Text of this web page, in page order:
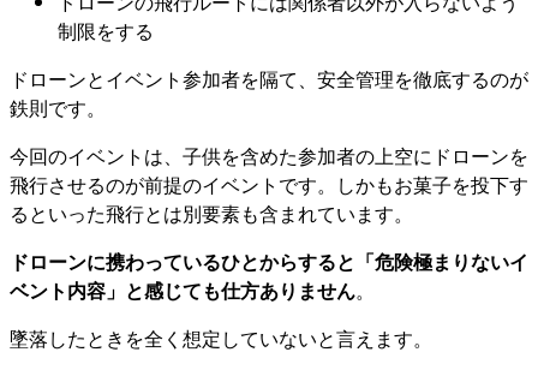
制限をする
ドローンとイベント参加者を隔て、安全管理を徹底するのが
鉄則です。
今回のイベントは、子供を含めた参加者の上空にドローンを
飛行させるのが前提のイベントです。しかもお菓子を投下す
るといった飛行とは別要素も含まれています。
ドローンに携わっているひとからすると「危険極まりないイ
ベント内容」と感じても仕方ありません。
墜落したときを全く想定していないと言えます。